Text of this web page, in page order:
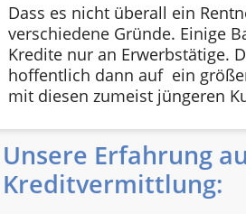
Dass es nicht überall ein
verschiedene Gründe. Einige
Kredite nur an Erwerbstätige.
hoffentlich dann auf ein
mit diesen zumeist jüngeren
Unsere Erfahrung
Kreditvermittlung: